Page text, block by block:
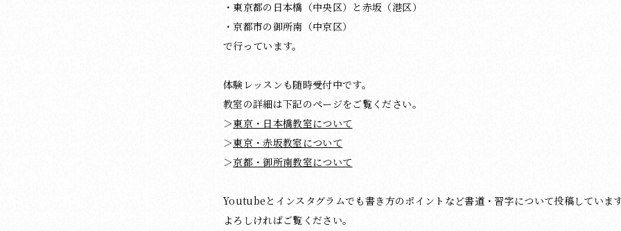
・東京都の日本橋（中央区）と赤坂（港区）
・京都市の御所南（中京区）
で行っています。
体験レッスンも随時受付中です。
教室の詳細は下記のページをご覧ください。
＞東京・日本橋教室について
＞東京・赤坂教室について
＞京都・御所南教室について
Youtubeとインスタグラムでも書き方のポイントなど書道・習字について投稿していま
よろしければご覧ください。